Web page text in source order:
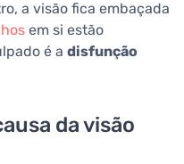
a visão fica embaçada
em si estão
é a disfunção
da visão